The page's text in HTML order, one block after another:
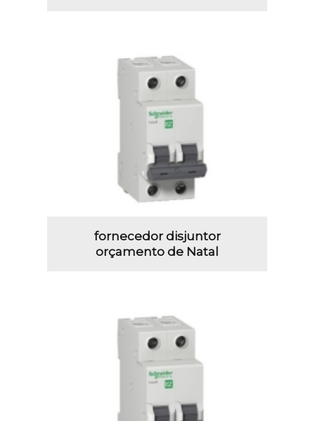
fornecedor disjuntor
orçamento de Natal